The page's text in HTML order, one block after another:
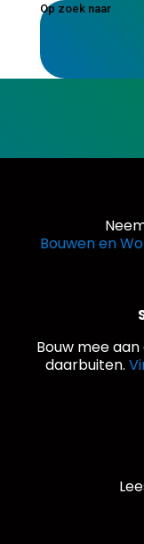
Op zoek naar
Bouwen en
Bouw mee
daarbuiten.